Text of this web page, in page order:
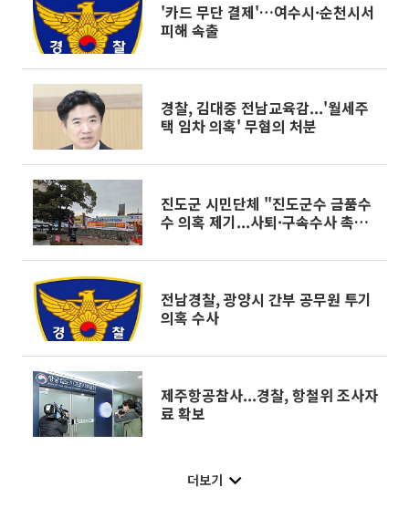
'카드 무단 결제'…여수시·순천시서
피해 속출
경찰, 김대중 전남교육감...'월세주
택 임차 의혹' 무혐의 처분
진도군 시민단체 "진도군수 금품수
수 의혹 제기...사퇴·구속수사 촉
전남경찰, 광양시 간부 공무원 투기
의혹 수사
제주항공참사...경찰, 항철위 조사자
료 확보
더보기